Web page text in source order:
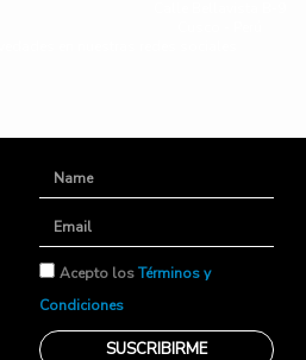
Name
Email
TyCAcepto losTérminos y
Condiciones
SUSCRIBIRME